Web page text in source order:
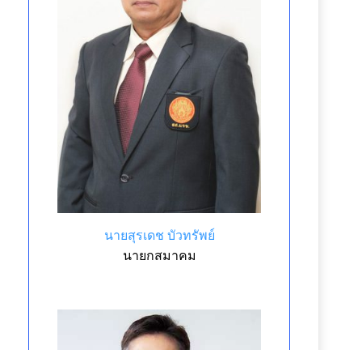
นายสุรเดช บัวทรัพย์
นายกสมาคม